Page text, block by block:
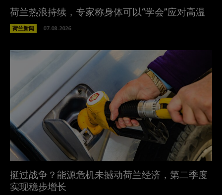
荷兰热浪持续，专家称身体可以“学会”应对高温
荷兰新闻 07-08-2026
挺过战争？能源危机未撼动荷兰经济，第二季度
实现稳步增长